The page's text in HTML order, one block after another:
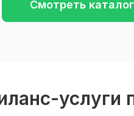
Смотреть
услуги